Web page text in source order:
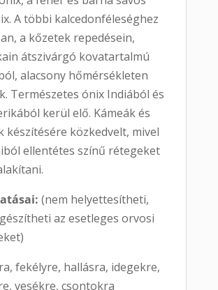
A többi kalcedonféleséghez
a kőzetek repedésein,
átszivárgó kovatartalmú
alacsony hőmérsékleten
Természetes ónix Indiából és
kerül elő. Kámeák és
készítésére közkedvelt, mivel
ellentétes színű rétegeket
(nem helyettesítheti,
az esetleges orvosi
fekélyre, hallásra, idegekre,
vesékre, csontokra